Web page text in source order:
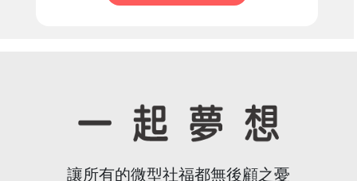
讓所有的微型社福都無後顧之憂